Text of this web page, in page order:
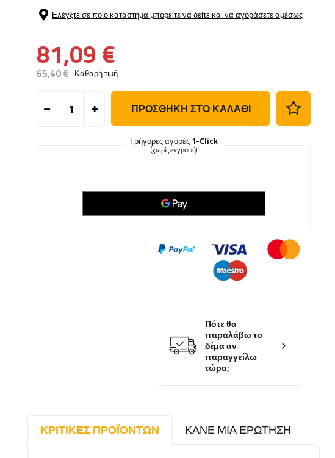
Ελέγξτε σε ποιο κατάστημα μπορείτε να δείτε και να αγοράσετε αμέσως
81,09 €
65,40 € Καθαρή τιμή
ΠΡΟΣΘΉΚΗ ΣΤΟ ΚΑΛΆΘΙ
Γρήγορες αγορές 1-Click
(χωρίς εγγραφή)
Πότε θα
παραλάβω το
δέμα αν
παραγγείλω
τώρα;
ΚΡΙΤΙΚΈΣ ΠΡΟΪΌΝΤΩΝ ΚΆΝΕ ΜΙΑ ΕΡΏΤΗΣΗ